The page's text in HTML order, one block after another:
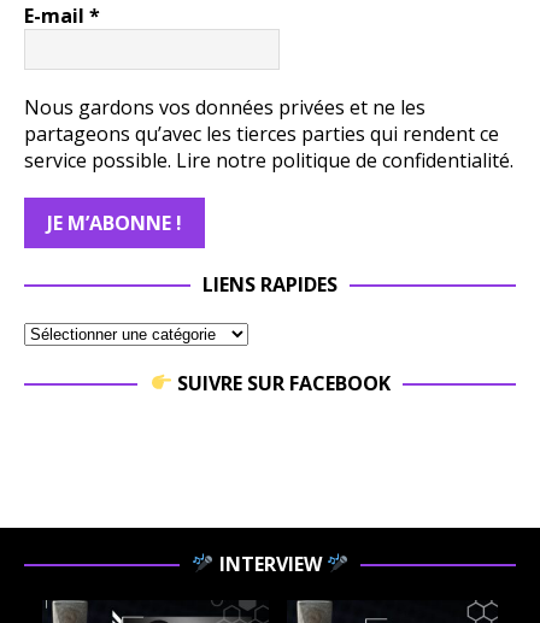
E-mail *
Nous gardons vos données privées et ne les
partageons qu’avec les tierces parties qui rendent ce
service possible. Lire notre politique de confidentialité.
LIENS RAPIDES
SUIVRE SUR FACEBOOK
INTERVIEW